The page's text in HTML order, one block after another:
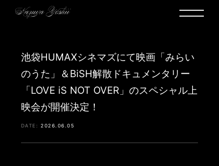
池袋HUMAXシネマズにて映画「みらい
のうた」＆BiSH解散ドキュメンタリー
「LOVE iS NOT OVER」のスペシャル上
映会が開催決定！
2026.06.05